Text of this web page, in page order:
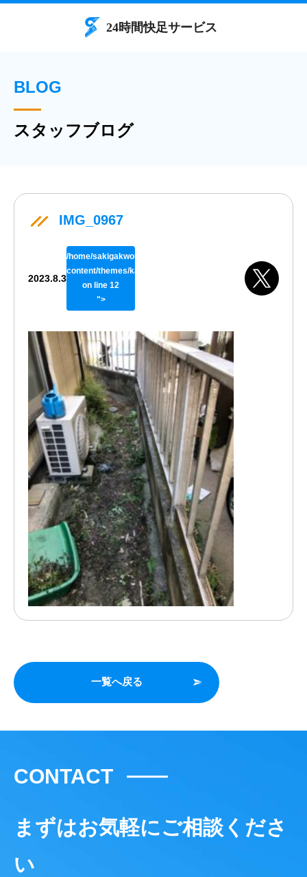
BLOG
スタッフブログ
IMG_0967
2023.8.3
/home/sakigakworks/benriya24h.com/public_html/wp/wp-
content/themes/kaisokuthemeV02/single.php
on line 12
">
一覧へ戻る
CONTACT
まずはお気軽にご相談くださ
い